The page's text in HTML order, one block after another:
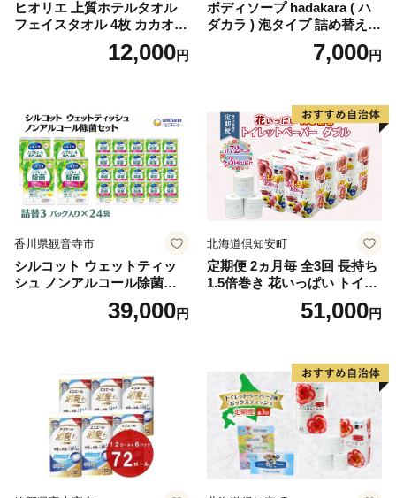
ヒオリエ 上質ホテルタオル
フェイスタオル 4枚 カカオ
【タオル 泉州タオル 吸水 普
段使い 無地 シンプル 日用品
12,000円
ボディソープ hadakara ( ハ
ダカラ ) 泡タイプ 詰め替え 4
40ml×4袋 ボディーソープ 泡
ボディソープ 泡 日用品 消耗
泡石鹸 石鹸 兵庫 兵庫県 小野
7,000円
香川県観音寺市
シルコット ウェットティッ
シュ ノンアルコール除菌詰
替（43枚×3P）×24袋 日用品
おもちゃ 拭き取り 手拭き 外
39,000円
北海道倶知安町
定期便 2ヵ月毎 全3回 長持ち
1.5倍巻き 花いっぱい トイレ
ットペーパー ダブル 45ｍ 計
72ロール 全18種 花柄 プリン
ー 消耗品 備蓄 送料無料 北海
道 倶知安町 日用品
51,000円